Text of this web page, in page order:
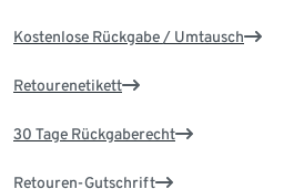
Kostenlose Rückgabe / Umtausch
Retourenetikett
30 Tage Rückgaberecht
Retouren-Gutschrift